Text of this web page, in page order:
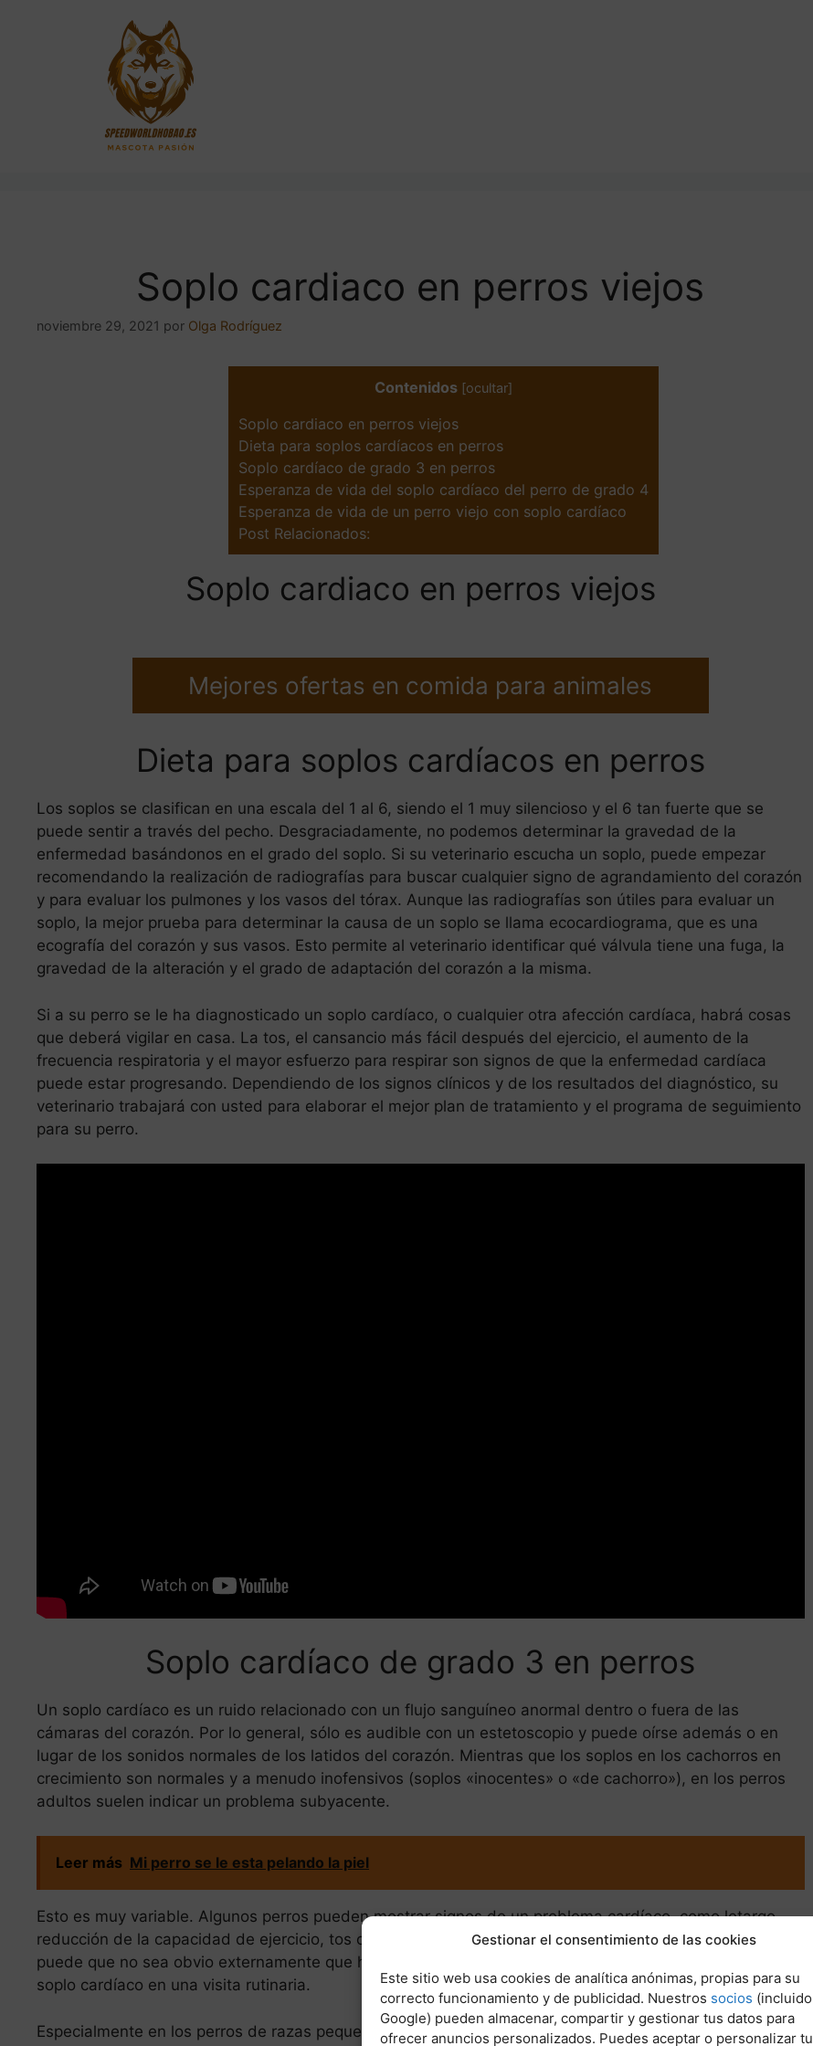
Gestionar el consentimiento de las cookies
Este sitio web usa cookies de analítica anónimas, propias para su
correcto funcionamiento y de publicidad. Nuestros socios (incluido
Google) pueden almacenar, compartir y gestionar tus datos para
ofrecer anuncios personalizados. Puedes aceptar o personalizar tu
Soplo cardiaco en perros viejos
noviembre 29, 2021 por Olga Rodríguez
Contenidos [ocultar]
Soplo cardiaco en perros viejos
Dieta para soplos cardíacos en perros
Soplo cardíaco de grado 3 en perros
Esperanza de vida del soplo cardíaco del perro de grado 4
Esperanza de vida de un perro viejo con soplo cardíaco
Post Relacionados:
Soplo cardiaco en perros viejos
Mejores ofertas en comida para animales
Dieta para soplos cardíacos en perros
Los soplos se clasifican en una escala del 1 al 6, siendo el 1 muy silencioso y el 6 tan fuerte que se
puede sentir a través del pecho. Desgraciadamente, no podemos determinar la gravedad de la
enfermedad basándonos en el grado del soplo. Si su veterinario escucha un soplo, puede empezar
recomendando la realización de radiografías para buscar cualquier signo de agrandamiento del corazón
y para evaluar los pulmones y los vasos del tórax. Aunque las radiografías son útiles para evaluar un
soplo, la mejor prueba para determinar la causa de un soplo se llama ecocardiograma, que es una
ecografía del corazón y sus vasos. Esto permite al veterinario identificar qué válvula tiene una fuga, la
gravedad de la alteración y el grado de adaptación del corazón a la misma.
Si a su perro se le ha diagnosticado un soplo cardíaco, o cualquier otra afección cardíaca, habrá cosas
que deberá vigilar en casa. La tos, el cansancio más fácil después del ejercicio, el aumento de la
frecuencia respiratoria y el mayor esfuerzo para respirar son signos de que la enfermedad cardíaca
puede estar progresando. Dependiendo de los signos clínicos y de los resultados del diagnóstico, su
veterinario trabajará con usted para elaborar el mejor plan de tratamiento y el programa de seguimiento
para su perro.
Soplo cardíaco de grado 3 en perros
Un soplo cardíaco es un ruido relacionado con un flujo sanguíneo anormal dentro o fuera de las
cámaras del corazón. Por lo general, sólo es audible con un estetoscopio y puede oírse además o en
lugar de los sonidos normales de los latidos del corazón. Mientras que los soplos en los cachorros en
crecimiento son normales y a menudo inofensivos (soplos «inocentes» o «de cachorro»), en los perros
adultos suelen indicar un problema subyacente.
Leer más Mi perro se le esta pelando la piel
Esto es muy variable. Algunos perros pueden mostrar signos de un problema cardíaco, como letargo,
reducción de la capacidad de ejercicio, tos o episodios de colapso. Sin embargo, en muchos casos
puede que no sea obvio externamente que haya algún problema. A menudo, el veterinario detecta un
soplo cardíaco en una visita rutinaria.
Especialmente en los perros de razas pequeñas, los soplos pueden estar causados por válvulas